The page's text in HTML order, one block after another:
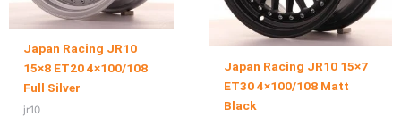
Japan Racing JR10
15×8 ET20 4×100/108
Full Silver
jr10
Japan Racing JR10 15×7
ET30 4×100/108 Matt
Black